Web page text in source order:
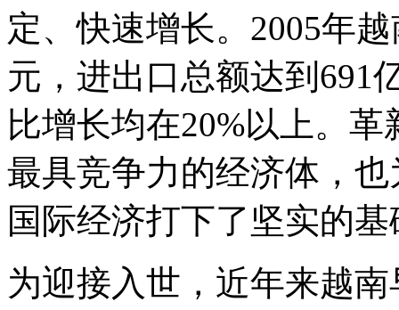
定、快速增长。2005年
元，进出口总额达到691
比增长均在20%以上。
最具竞争力的经济体，
国际经济打下了坚实的基
为迎接入世，近年来越